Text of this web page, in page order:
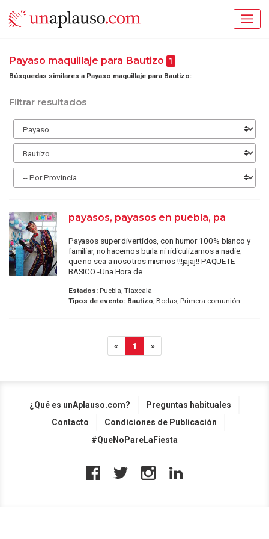
Payaso maquillaje para Bautizo 1
Búsquedas similares a Payaso maquillaje para Bautizo:
Filtrar resultados
payasos, payasos en puebla, pa
Payasos super divertidos, con humor 100% blanco y
familiar, no hacemos burla ni ridiculizamos a nadie;
que no sea a nosotros mismos !!!jajaj!! PAQUETE
BASICO -Una Hora de ...
Estados:Puebla, Tlaxcala
Tipos de evento: Bautizo, Bodas, Primera comunión
« 1 »
¿Qué es unAplauso.com?
Preguntas habituales
Contacto
Condiciones de Publicación
#QueNoPareLaFiesta